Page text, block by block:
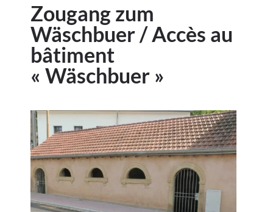
Zougang zum
Wäschbuer / Accès au
bâtiment
« Wäschbuer »